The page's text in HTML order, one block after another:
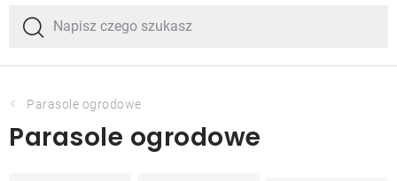
Parasole ogrodowe
Poduszki i poduszki siedziskowe
Parasole ogrodowe
Parasole ogrodowe